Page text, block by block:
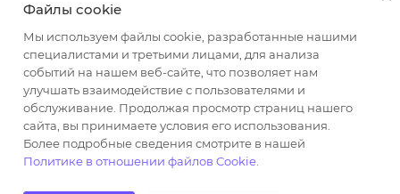
2026 © ООО "Вайт Текстиль групп"
Любая информация на сайте носит справочный
характер и не является публичной офертой
определяемой положениями пункта 2 статьи 437
Гражданского кодекса Российской Федерации.
Использование любых материалов, опубликованных
на https://opt-milena.ru, допустимо только при
наличии письменного разрешения редакции и
активной ссылки на https://opt-milena.ru
Файлы cookie
Мы используем файлы cookie, разработанные нашими
специалистами и третьими лицами, для анализа
событий на нашем веб-сайте, что позволяет нам
улучшать взаимодействие с пользователями и
обслуживание. Продолжая просмотр страниц нашего
сайта, вы принимаете условия его использования.
Более подробные сведения смотрите в нашей
Политике в отношении файлов Cookie